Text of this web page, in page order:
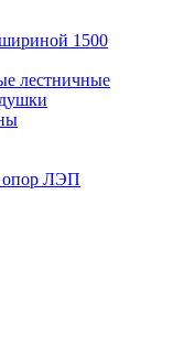
1500
лестничные
опор ЛЭП